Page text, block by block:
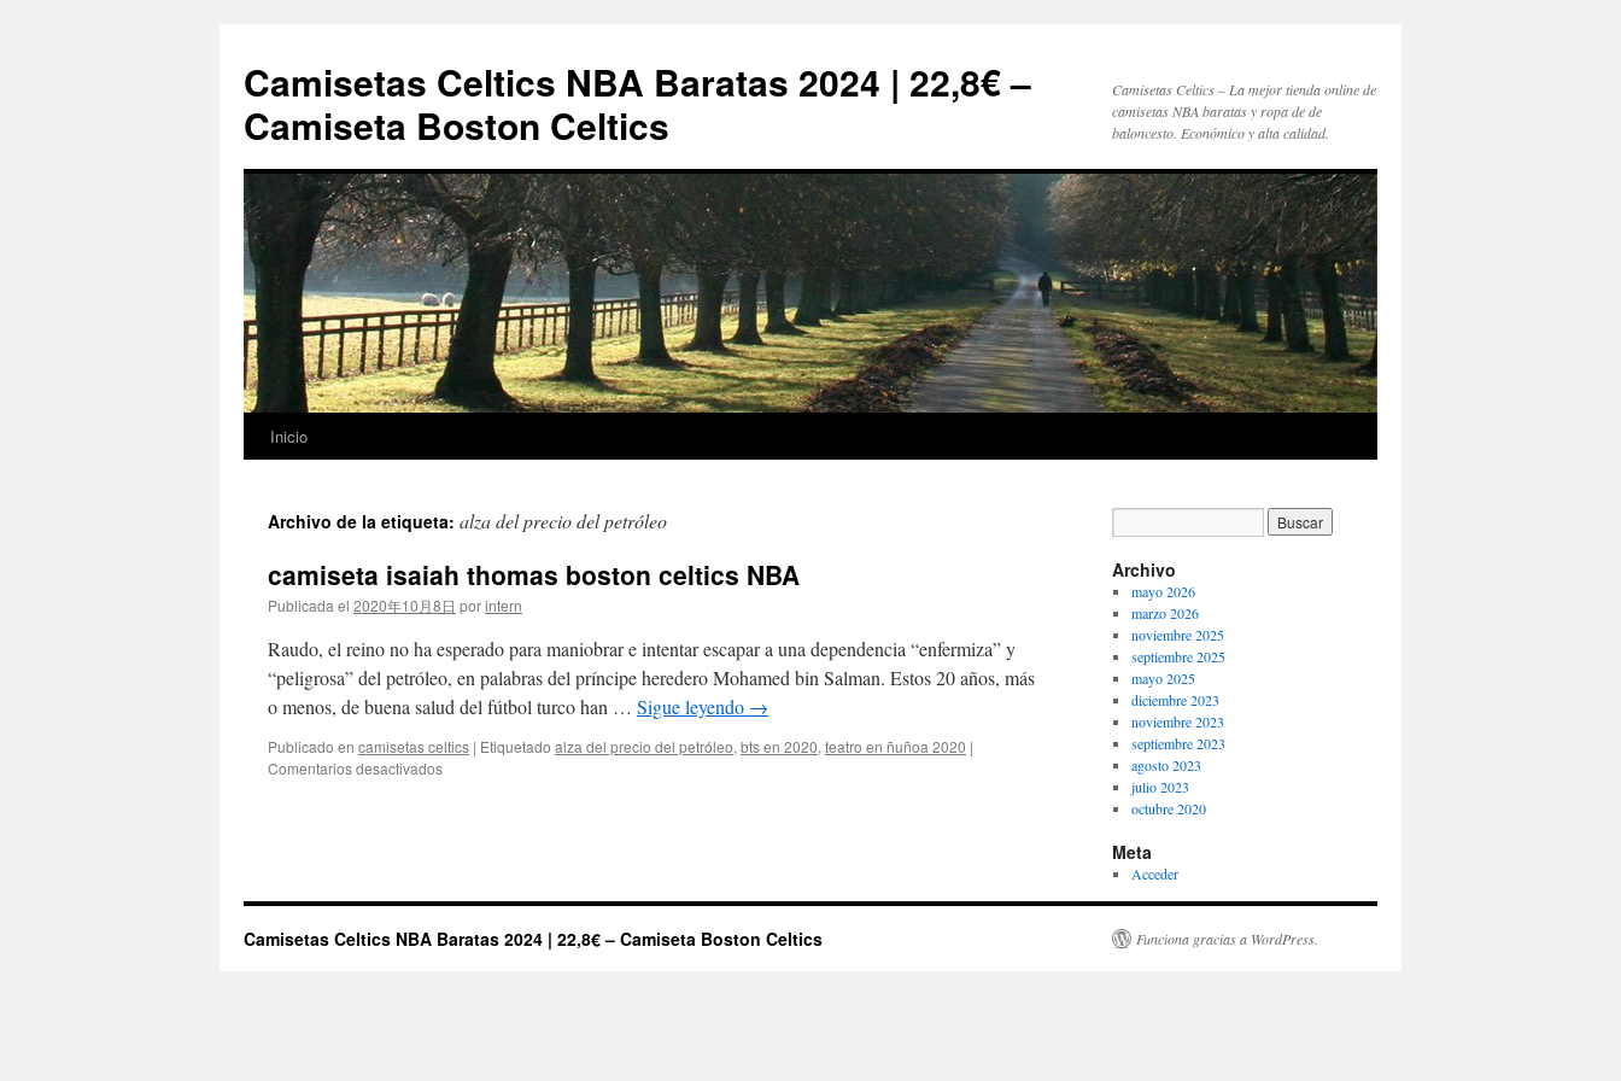
Camisetas Celtics NBA Baratas 2024 | 22,8€ –
Camiseta Boston Celtics
Camisetas Celtics – La mejor tienda online de
camisetas NBA baratas y ropa de de
baloncesto. Económico y alta calidad.
Saltar
contenido
Inicio
Archivo de la etiqueta: alza del precio del petróleo
camiseta isaiah thomas boston celtics NBA
Publicada el 2020年10月8日 porintern
Raudo, el reino no ha esperado para maniobrar e intentar escapar a una dependencia “enfermiza” y
“peligrosa” del petróleo, en palabras del príncipe heredero Mohamed bin Salman. Estos 20 años, más
o menos, de buena salud del fútbol turco han … Sigue leyendo →
Publicado en camisetas celtics | Etiquetado alza del precio del petróleo, bts en 2020, teatro en ñuñoa 2020 |
Comentarios desactivadosen
NBA
Archivo
mayo 2026
marzo 2026
noviembre 2025
septiembre 2025
mayo 2025
diciembre 2023
noviembre 2023
septiembre 2023
agosto 2023
julio 2023
octubre 2020
Meta
Acceder
Camisetas Celtics NBA Baratas 2024 | 22,8€ – Camiseta Boston Celtics Funciona gracias a WordPress.